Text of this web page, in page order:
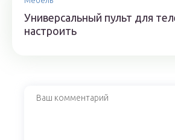
Универсальный пульт для
настроить